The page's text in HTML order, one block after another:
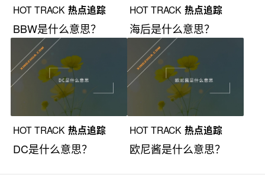
HOT TRACK 热点追踪
BBW是什么意思？
HOT TRACK 热点追踪
海后是什么意思？
HOT TRACK 热点追踪
DC是什么意思？
HOT TRACK 热点追踪
欧尼酱是什么意思？